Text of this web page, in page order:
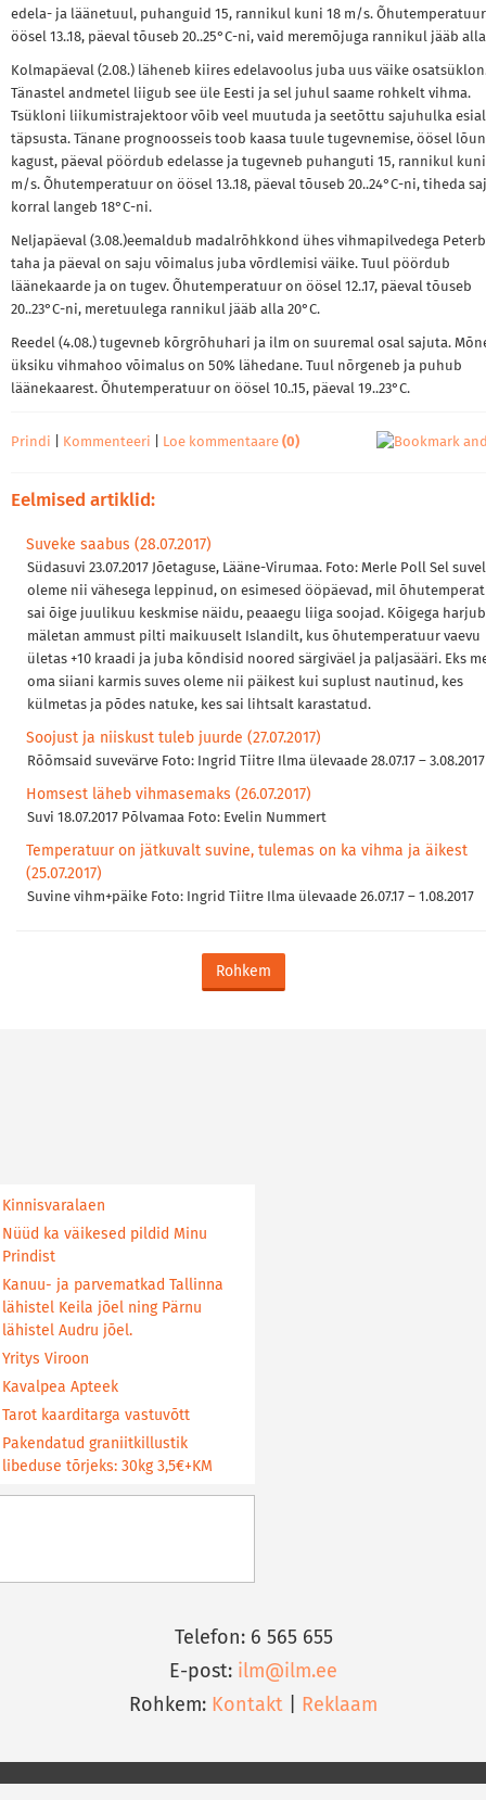
edela- ja läänetuul, puhanguid 15, rannikul kuni 18 m/s.
öösel 13..18, päeval tõuseb 20..25°C-ni, vaid meremõjuga rannikul jääb alla
Kolmapäeval (2.08.) läheneb kiires edelavoolus juba uus väike
Tänastel andmetel liigub see üle Eesti ja sel juhul saame rohkelt vihma.
Tsükloni liikumistrajektoor võib veel muutuda ja seetõttu sajuhulka
täpsusta. Tänane prognoosseis toob kaasa tuule tugevnemise, öösel
kagust, päeval pöördub edelasse ja tugevneb puhanguti 15, rannikul kuni
m/s. Õhutemperatuur on öösel 13..18, päeval tõuseb 20..24°C-ni, tiheda
korral langeb 18°C-ni.
Neljapäeval (3.08.)eemaldub madalrõhkkond ühes vihmapilvedega
taha ja päeval on saju võimalus juba võrdlemisi väike. Tuul pöördub
läänekaarde ja on tugev. Õhutemperatuur on öösel 12..17, päeval tõuseb
20..23°C-ni, meretuulega rannikul jääb alla 20°C.
Reedel (4.08.) tugevneb kõrgrõhuhari ja ilm on suuremal osal sajuta.
üksiku vihmahoo võimalus on 50% lähedane. Tuul nõrgeneb ja puhub
läänekaarest. Õhutemperatuur on öösel 10..15, päeval 19..23°C.
Prindi Kommenteeri Loe kommentaare (0)
Eelmised artiklid:
Suveke saabus (28.07.2017)
Südasuvi 23.07.2017 Jõetaguse, Lääne-Virumaa. Foto: Merle Poll Sel
oleme nii vähesega leppinud, on esimesed ööpäevad, mil
sai õige juulikuu keskmise näidu, peaaegu liiga soojad. Kõigega
mäletan ammust pilti maikuuselt Islandilt, kus õhutemperatuur vaevu
ületas +10 kraadi ja juba kõndisid noored särgiväel ja paljasääri. Eks
oma siiani karmis suves oleme nii päikest kui suplust nautinud, kes
külmetas ja põdes natuke, kes sai lihtsalt karastatud.
Soojust ja niiskust tuleb juurde (27.07.2017)
Rõõmsaid suvevärve Foto: Ingrid Tiitre Ilma ülevaade 28.07.17 – 3.08.2017
Homsest läheb vihmasemaks (26.07.2017)
Suvi 18.07.2017 Põlvamaa Foto: Evelin Nummert
Temperatuur on jätkuvalt suvine, tulemas on ka vihma ja äikest
(25.07.2017)
Suvine vihm+päike Foto: Ingrid Tiitre Ilma ülevaade 26.07.17 – 1.08.2017
Rohkem
Kinnisvaralaen
Nüüd ka väikesed pildid Minu
Prindist
Kanuu- ja parvematkad Tallinna
lähistel Keila jõel ning Pärnu
lähistel Audru jõel.
Yritys Viroon
Kavalpea Apteek
Tarot kaarditarga vastuvõtt
Pakendatud graniitkillustik
libeduse tõrjeks: 30kg 3,5€+KM
Telefon: 6 565 655
E-post: ilm@ilm.ee
Rohkem: Kontakt Reklaam